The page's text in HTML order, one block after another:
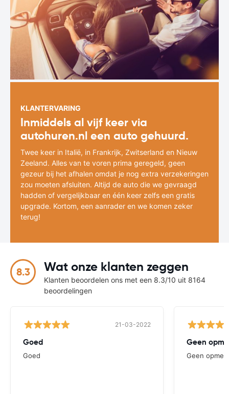
KLANTERVARING
Inmiddels al vijf keer via
autohuren.nl een auto gehuurd.
Twee keer in Italië, in Frankrijk, Zwitserland en Nieuw
Zeeland. Alles van te voren prima geregeld, geen
gezeur bij het afhalen omdat je nog extra verzekeringen
zou moeten afsluiten. Altijd de auto die we gevraagd
hadden of vergelijkbaar en één keer zelfs een gratis
upgrade. Kortom, een aanrader en we komen zeker
terug!
8.3 Wat onze klanten zeggen
Klanten beoordelen ons met een 8.3/10 uit 8164
beoordelingen
21-03-2022
Goed
Goed
Geen
Geen